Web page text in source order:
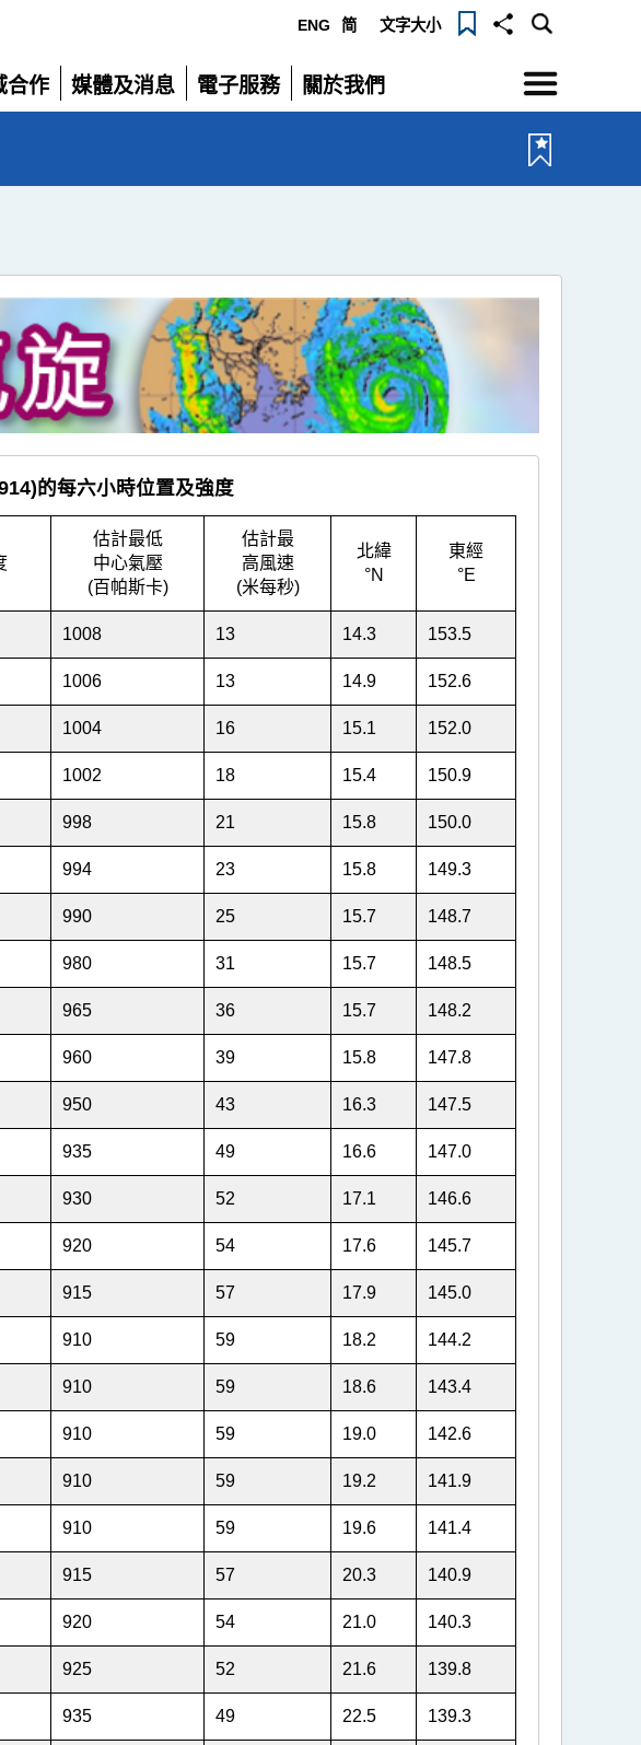
ENG 简 文字大小
合作
媒體及消息
展
電子服務
展
關於我們
展
選
單
的每六小時位置及強度
估計最低
中心氣壓
(百帕斯卡)
估計最
高風速
(米每秒)
北緯
°N
東經
°E
1008 13 14.3 153.5
1006 13 14.9 152.6
1004 16 15.1 152.0
1002 18 15.4 150.9
998 21 15.8 150.0
994 23 15.8 149.3
990 25 15.7 148.7
980 31 15.7 148.5
965 36 15.7 148.2
960 39 15.8 147.8
950 43 16.3 147.5
935 49 16.6 147.0
930 52 17.1 146.6
920 54 17.6 145.7
915 57 17.9 145.0
910 59 18.2 144.2
910 59 18.6 143.4
910 59 19.0 142.6
910 59 19.2 141.9
910 59 19.6 141.4
915 57 20.3 140.9
920 54 21.0 140.3
925 52 21.6 139.8
935 49 22.5 139.3